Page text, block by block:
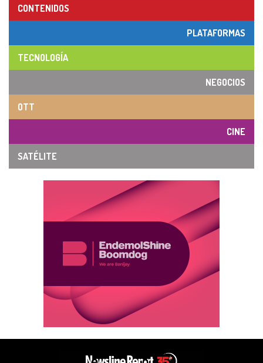
CONTENIDOS
PLATAFORMAS
TECNOLOGÍA
NEGOCIOS
OTT
CINE
SATÉLITE